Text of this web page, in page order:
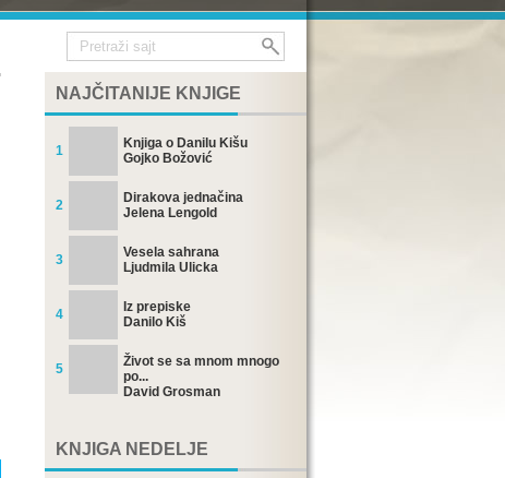
NAJČITANIJE KNJIGE
1
Knjiga o Danilu Kišu
Gojko Božović
2
Dirakova jednačina
Jelena Lengold
3
Vesela sahrana
Ljudmila Ulicka
4
Iz prepiske
Danilo Kiš
5
Život se sa mnom mnogo
po...
David Grosman
KNJIGA NEDELJE